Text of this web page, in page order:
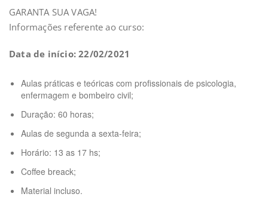
GARANTA SUA VAGA!
Informações referente ao curso:
Data de início: 22/02/2021
Aulas práticas e teóricas com profissionais de psicologia,
enfermagem e bombeiro civil;
Duração: 60 horas;
Aulas de segunda a sexta-feira;
Horário: 13 as 17 hs;
Coffee breack;
Material incluso.